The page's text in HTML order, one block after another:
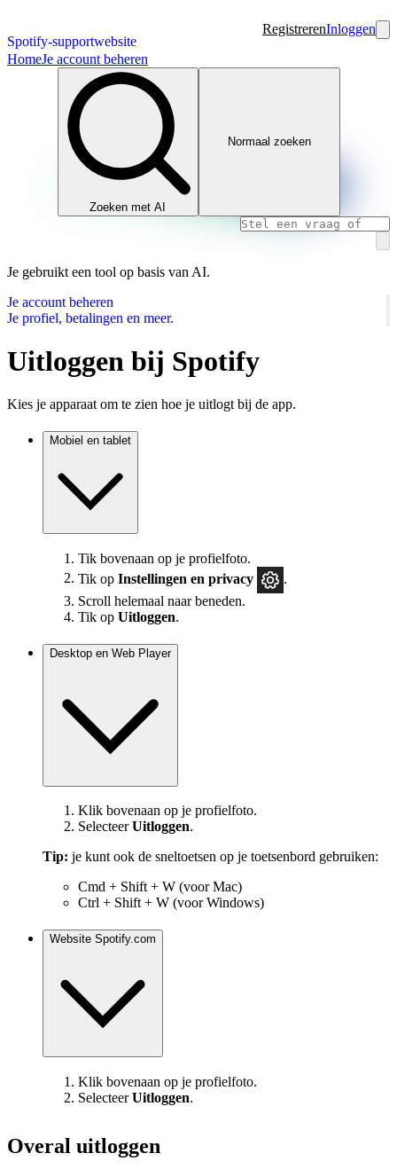
Spotify-supportwebsite
RegistrerenInloggen
HomeJe account beheren
Zoeken met AI
Normaal zoeken
Je gebruikt een tool op basis van AI.
Je account beheren
Je profiel, betalingen en meer.
Uitloggen bij Spotify
Kies je apparaat om te zien hoe je uitlogt bij de app.
Mobiel en tablet
Tik bovenaan op je profielfoto.
Tik op Instellingen en privacy
.
Scroll helemaal naar beneden.
Tik op Uitloggen.
Desktop en Web Player
Klik bovenaan op je profielfoto.
SelecteerUitloggen.
Tip: je kunt ook de sneltoetsen op je toetsenbord gebruiken:
Cmd + Shift + W (voor Mac)
Ctrl + Shift + W (voor Windows)
Website Spotify.com
Klik bovenaan op je profielfoto.
SelecteerUitloggen.
Overal uitloggen